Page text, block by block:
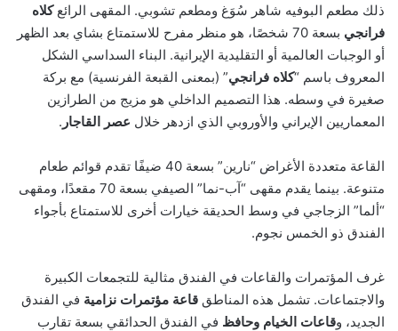
ذلك مطعم البوفيه شاهر سُوَغ ومطعم تشوبي. المقهى الرائعكلاه
فرانجي
بسعة 70 شخصًا، هو منظر مفرح للاستمتاع بشاي بعد الظهر
أو الوجبات العالمية أو التقليدية الإيرانية. البناء السداسي الشكل
المعروف باسم “كلاه فرانجي” (بمعنى القبعة الفرنسية) مع بركة
صغيرة في وسطه. هذا التصميم الداخلي هو مزيج من الطرازين
المعماريين الإيراني والأوروبي الذي ازدهر خلال عصر القاجار .
القاعة متعددة الأغراض “نارين” بسعة 40 ضيفًا تقدم قوائم طعام
متنوعة. بينما يقدم مقهى “آب-نما” الصيفي بسعة 70 مقعدًا، ومقهى
“ألما” الزجاجي في وسط الحديقة خيارات أخرى للاستمتاع بأجواء
الفندق ذو الخمس نجوم.
غرف المؤتمرات والقاعات في الفندق مثالية للتجمعات الكبيرة
والاجتماعات. تشمل هذه المناطق قاعة مؤتمرات نزامية في الفندق
الجديد، وقاعات الخيام وحافظ في الفندق الحدائقي بسعة تقارب